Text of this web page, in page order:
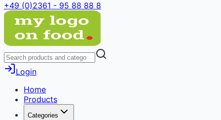
+49 (0)2361 - 95 88 88 8
Login
Home
Products
Categories